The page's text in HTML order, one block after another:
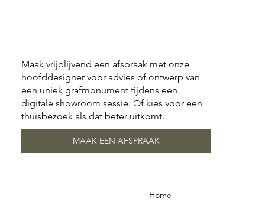
Home
Maak vrijblijvend een afspraak met onze
hoofddesigner voor advies of ontwerp van
een uniek grafmonument tijdens een
digitale showroom sessie. Of kies voor een
thuisbezoek als dat beter uitkomt.
MAAK EEN AFSPRAAK